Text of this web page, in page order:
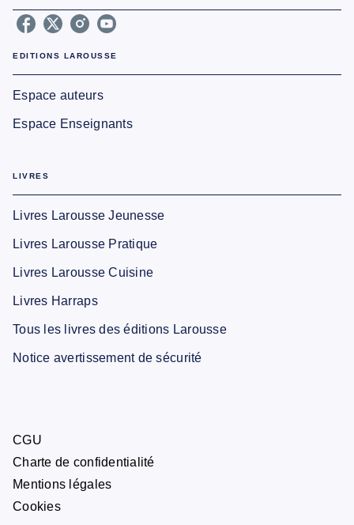
EDITIONS LAROUSSE
Espace auteurs
Espace Enseignants
LIVRES
Livres Larousse Jeunesse
Livres Larousse Pratique
Livres Larousse Cuisine
Livres Harraps
Tous les livres des éditions Larousse
Notice avertissement de sécurité
CGU
Charte de confidentialité
Mentions légales
Cookies